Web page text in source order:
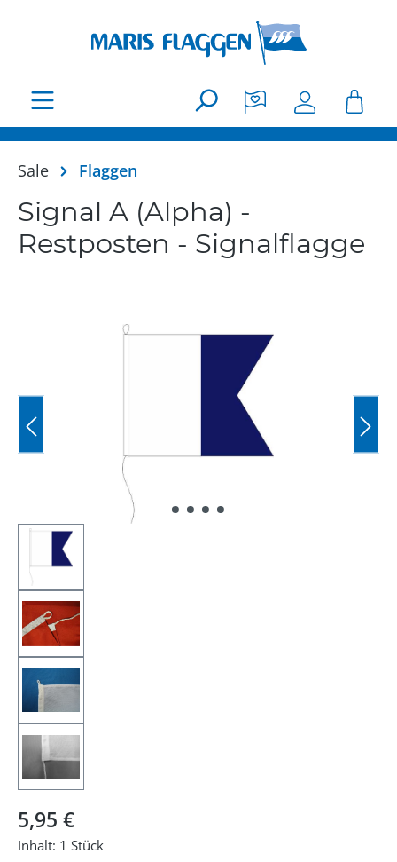
Sale Flaggen
Signal A (Alpha) -
Restposten - Signalflagge
Bildergalerie überspringen
Regulärer Preis:
5,95 €
Inhalt: 1 Stück